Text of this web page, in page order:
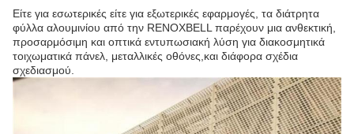
Είτε για εσωτερικές είτε για εξωτερικές εφαρμογές, τα διάτρητα
φύλλα αλουμινίου από την RENOXBELL παρέχουν μια ανθεκτική,
προσαρμόσιμη και οπτικά εντυπωσιακή λύση για διακοσμητικά
τοιχωματικά πάνελ, μεταλλικές οθόνες,και διάφορα σχέδια
σχεδιασμού.